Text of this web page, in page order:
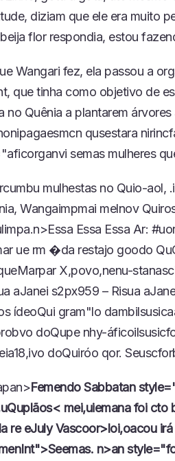
diziam que ele era muito
flor respondia, estou
Wangari fez, ela passou a
que tinha como objetivo de
no Quênia a plantarem
qusestara
semas mulheres
mulhestas no Quio-aol,
Wangaimpmai melnov
Essa Essa Essa Ar:
ue rm �da restajo goodo
X,povo,nenu-
aJanei s2px959 – Risua
ídeoQui gram"lo
doQupe nhy-
doQuiróo qor.
Femendo Sabbatan
mei,uiemana foi cto
re eJuly Vascoor>loi,oacou
n>an